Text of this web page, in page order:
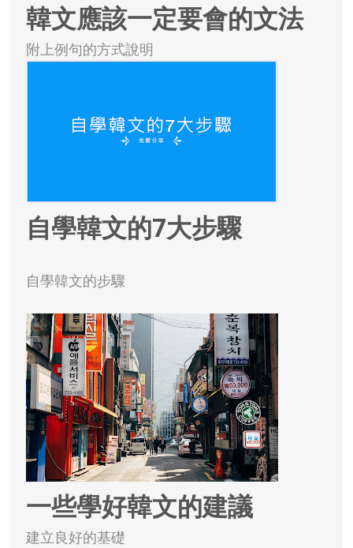
韓文應該一定要會的文法
附上例句的方式說明
自學韓文的7大步驟
自學韓文的步驟
一些學好韓文的建議
建立良好的基礎